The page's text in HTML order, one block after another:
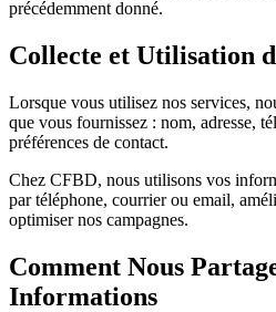
précédemment donné.
Collecte et Utilisation
Lorsque vous utilisez nos services,
que vous fournissez : nom, adresse,
préférences de contact.
Chez CFBD, nous utilisons vos
par téléphone, courrier ou email,
optimiser nos campagnes.
Comment Nous
Informations